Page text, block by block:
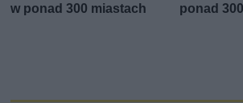
w ponad 300 miastach
ponad